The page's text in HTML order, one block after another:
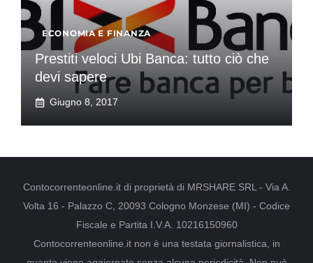
ECONOMIA E FINANZA
Prestiti veloci Ubi Banca: tutto ciò che
devi sapere
Giugno 8, 2017
Contocorrenteonline.it di proprietà di MRSHARE SRL - Via A.
Volta 16 - Palazzo C, 20093 Cologno Monzese (MI) - Codice
Fiscale e Partita I.V.A. 10216150960
Contocorrenteonline.it non è una testata giornalistica, in